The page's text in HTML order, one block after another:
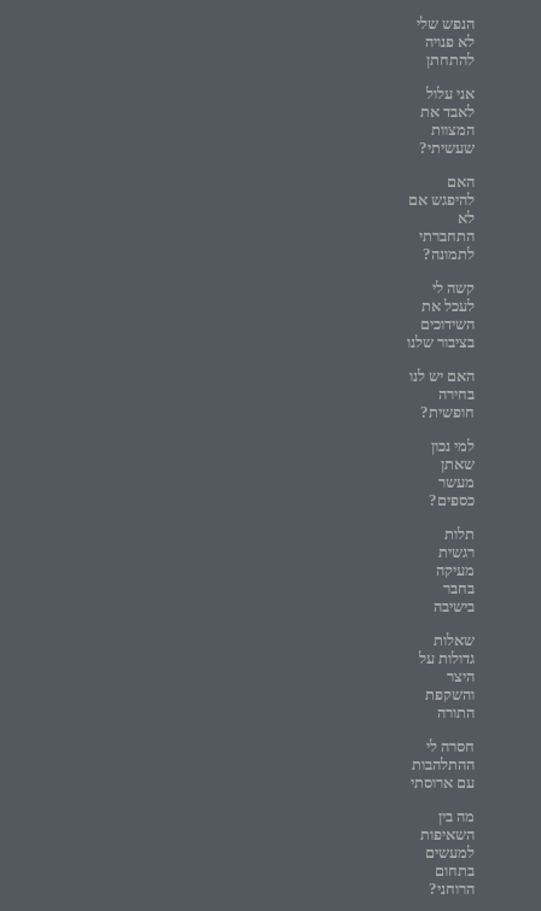
הנפש שלי
לא פנויה
להתחתן
אני עלול
לאבד את
המצוות
שעשיתי?
האם
להיפגש אם
לא
התחברתי
לתמונה?
קשה לי
לעכל את
השידוכים
בציבור שלנו
האם יש לנו
בחירה
חופשית?
למי נכון
שאתן
מעשר
כספים?
תלות
רגשית
מעיקה
בחבר
בישיבה
שאלות
גדולות על
היצר
והשקפת
התורה
חסרה לי
ההתלהבות
עם ארוסתי
מה בין
השאיפות
למעשים
בתחום
הרוחני?